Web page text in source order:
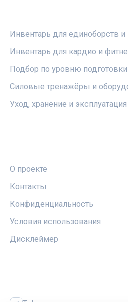
Инвентарь для единоборств
Инвентарь для кардио и
Подбор по уровню
Силовые тренажёры и
Уход, хранение и
О проекте
Контакты
Конфиденциальность
Условия использования
Дисклеймер